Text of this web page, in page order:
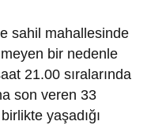
sahil mahallesinde
bir nedenle
21.00 sıralarında
son veren 33
yaşadığı